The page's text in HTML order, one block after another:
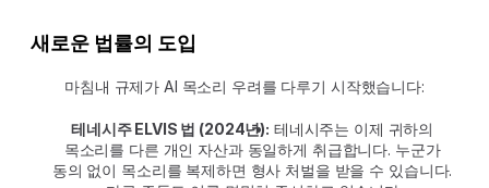
새로운 법률의 도입
마침내 규제가 AI 목소리 우려를 다루기 시작했습니다:
테네시주 ELVIS 법 (2024년): 테네시주는 이제 귀하의
목소리를 다른 개인 자산과 동일하게 취급합니다. 누군가
동의 없이 목소리를 복제하면 형사 처벌을 받을 수 있습니다.